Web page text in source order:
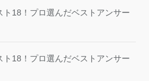
18！プロ選んだベストアンサー
18！プロ選んだベストアンサー